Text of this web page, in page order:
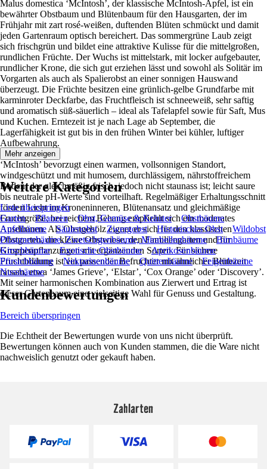
Malus domestica ‘McIntosh’, der klassische McIntosh-Apfel, ist ein
bewährter Obstbaum und Blütenbaum für den Hausgarten, der im
Frühjahr mit zart rosé-weißen, duftenden Blüten schmückt und damit
jeden Gartenraum optisch bereichert. Das sommergrüne Laub zeigt
sich frischgrün und bildet eine attraktive Kulisse für die mittelgroßen,
rundlichen Früchte. Der Wuchs ist mittelstark, mit locker aufgebauter,
rundlicher Krone, die sich gut erziehen lässt und sowohl als Solitär im
Vorgarten als auch als Spalierobst an einer sonnigen Hauswand
überzeugt. Die Früchte besitzen eine grünlich-gelbe Grundfarbe mit
karminroter Deckfarbe, das Fruchtfleisch ist schneeweiß, sehr saftig
und aromatisch süß-säuerlich – ideal als Tafelapfel sowie für Saft, Mus
und Kuchen. Erntezeit ist je nach Lage ab September, die
Lagerfähigkeit ist gut bis in den frühen Winter bei kühler, luftiger
Aufbewahrung.
‘McIntosh’ bevorzugt einen warmen, vollsonnigen Standort,
windgeschützt und mit humosem, durchlässigem, nährstoffreichem
Boden, der gleichmäßig frisch, jedoch nicht staunass ist; leicht saure
bis neutrale pH-Werte sind vorteilhaft. Regelmäßiger Erhaltungsschnitt
fördert Licht im Kroneninneren, Blütenansatz und gleichmäßige
Fruchtgröße; bei reichem Behang empfiehlt sich ein moderates
Ausdünnen. Als Obstgehölz eignet er sich für den klassischen
Obstgarten, die kleine Obstwiese, den Familiengarten und für
Gruppenpflanzungen mit ergänzenden Sorten. Für sichere
Fruchtbildung ist ein passender Befruchter mit ähnlicher Blütezeit
ratsam, etwa ‘James Grieve’, ‘Elstar’, ‘Cox Orange’ oder ‘Discovery’.
Mit seiner harmonischen Kombination aus Zierwert und Ertrag ist
dieser Gartenbaum eine vielseitige Wahl für Genuss und Gestaltung.
Mehr anzeigen
Weitere Kategorien
Liste überspringen
Garten
Pflanzen Obst, Gemüse & Kräuter
Obstbäume
Apfelbäume
Säulenobst Zwergobst Historisches Obst
Wildobst
Pflaumenbäume, Zwetschgenbäume, Mirabellenbäume
Birnbäume
Kirschbäume
Exotische Obstbäume
Aprikosenbäume
Pfirsichbäume
Nektarinenbäume Quittenbäume
Feigenbäume
Nussbäume
Kundenbewertungen
Bereich überspringen
Die Echtheit der Bewertungen wurde von uns nicht überprüft.
Bewertungen können auch von Kunden stammen, die die Ware nicht
nachweislich genutzt oder gekauft haben.
Zahlarten